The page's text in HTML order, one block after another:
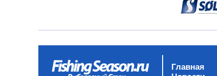
Главная